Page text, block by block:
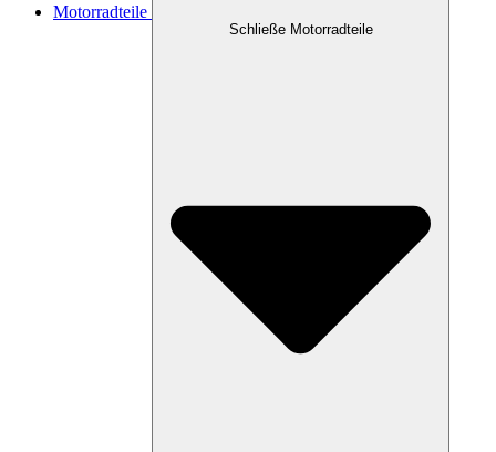
Motorradteile
Schließe Motorradteile